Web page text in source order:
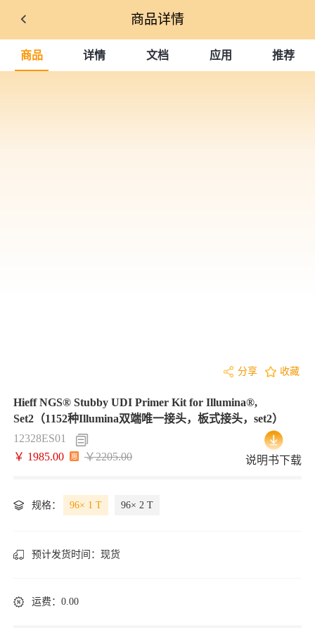
商品详情
商品 详情 文档 应用 推荐
分享 收藏
Hieff NGS® Stubby UDI Primer Kit for Illumina®,
Set2（1152种Illumina双端唯一接头，板式接头，set2）
12328ES01
￥ 1985.00
￥2205.00 说明书下载
规格： 96× 1 T 96× 2 T
预计发货时间： 现货
运费：0.00